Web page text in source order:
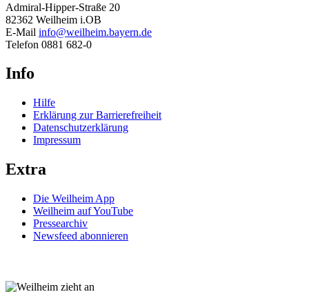
Admiral-Hipper-Straße 20
82362 Weilheim i.OB
E-Mail info@weilheim.bayern.de
Telefon 0881 682-0
Info
Hilfe
Erklärung zur Barrierefreiheit
Datenschutzerklärung
Impressum
Extra
Die Weilheim App
Weilheim auf YouTube
Pressearchiv
Newsfeed abonnieren